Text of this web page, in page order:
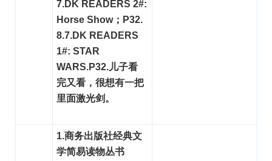
7.DK READERS 2#:
Horse Show；P32.
8.7.DK READERS
1#: STAR
WARS.P32.儿子看
完又看，很想有一把
里面激光剑。
1.商务出版社经典文
学简易读物丛书